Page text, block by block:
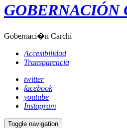
GOBERNACIÓN
Gobernaci�n Carchi
Accesibilidad
Transparencia
twitter
facebook
youtube
Instagram
Toggle navigation